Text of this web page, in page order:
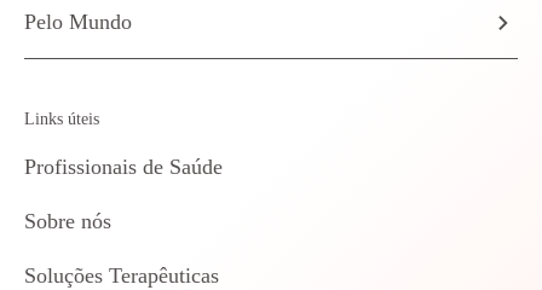
Pelo Mundo
Links úteis
Profissionais de Saúde
Sobre nós
Soluções Terapêuticas